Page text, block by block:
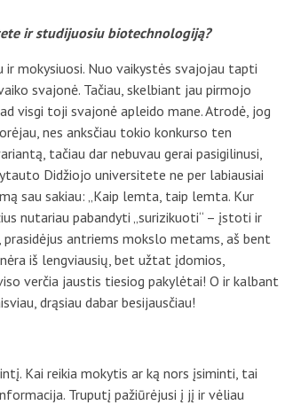
ir studijuosiu biotechnologiją?
ir mokysiuosi. Nuo vaikystės svajojau tapti
svajonė. Tačiau, skelbiant jau pirmojo
visgi toji svajonė apleido mane. Atrodė, jog
nes anksčiau tokio konkurso ten
tačiau dar nebuvau gerai pasigilinusi,
Didžiojo universitete ne per labiausiai
sau sakiau: „Kaip lemta, taip lemta. Kur
nutariau pabandyti „surizikuoti“ – įstoti ir
prasidėjus antriems mokslo metams, aš bent
iš lengviausių, bet užtat įdomios,
verčia jaustis tiesiog pakylėtai! O ir kalbant
drąsiau dabar besijausčiau!
Kai reikia mokytis ar ką nors įsiminti, tai
Truputį pažiūrėjusi į jį ir vėliau